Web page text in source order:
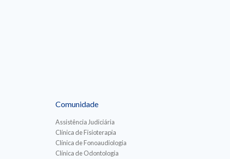
Comunidade
Assistência Judiciária
Clínica de Fisioterapia
Clínica de Fonoaudiologia
Clínica de Odontologia